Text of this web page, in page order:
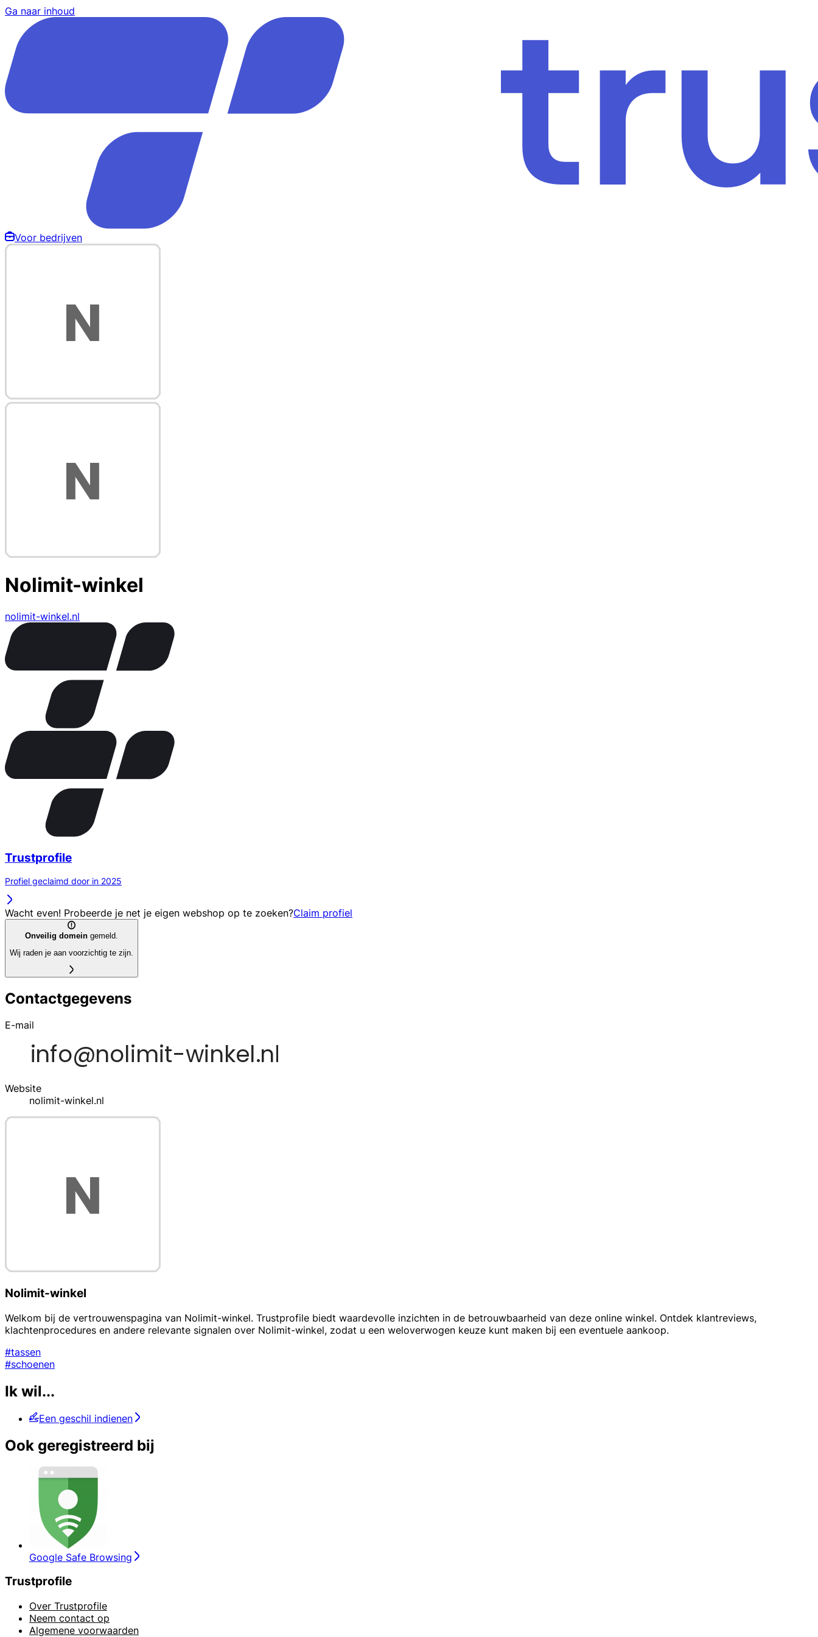
Ga naar inhoud
Voor bedrijven
Nolimit-winkel
nolimit-winkel.nl
Trustprofile
Profiel geclaimd door in 2025
Wacht even! Probeerde je net je eigen webshop op te zoeken?Claim profiel
Onveilig domein gemeld.
Wij raden je aan voorzichtig te zijn.
Contactgegevens
E-mail
Website
nolimit-winkel.nl
Nolimit-winkel
Welkom bij de vertrouwenspagina van Nolimit-winkel. Trustprofile biedt waardevolle inzichten in de betrouwbaarheid van deze online winkel. Ontdek klantreviews,
klachtenprocedures en andere relevante signalen over Nolimit-winkel, zodat u een weloverwogen keuze kunt maken bij een eventuele aankoop.
#tassen
#schoenen
Ik wil...
Een geschil indienen
Ook geregistreerd bij
Google Safe Browsing
Trustprofile
Over Trustprofile
Neem contact op
Algemene voorwaarden